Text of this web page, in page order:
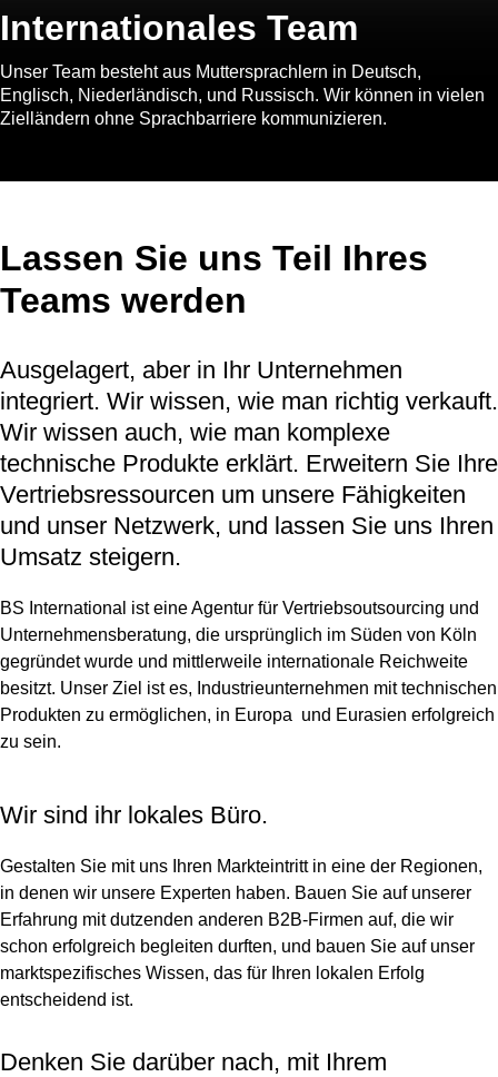
Internationales Team
Unser Team besteht aus Muttersprachlern in Deutsch,
Englisch, Niederländisch, und Russisch. Wir können in vielen
Zielländern ohne Sprachbarriere kommunizieren.
Lassen Sie uns Teil Ihres
Teams werden
Ausgelagert, aber in Ihr Unternehmen
integriert. Wir wissen, wie man richtig verkauft.
Wir wissen auch, wie man komplexe
technische Produkte erklärt. Erweitern Sie Ihre
Vertriebsressourcen um unsere Fähigkeiten
und unser Netzwerk, und lassen Sie uns Ihren
Umsatz steigern.
BS International ist eine Agentur für Vertriebsoutsourcing und
Unternehmensberatung, die ursprünglich im Süden von Köln
gegründet wurde und mittlerweile internationale Reichweite
besitzt. Unser Ziel ist es, Industrieunternehmen mit technischen
Produkten zu ermöglichen, in Europa und Eurasien erfolgreich
zu sein.
Wir sind ihr lokales Büro.
Gestalten Sie mit uns Ihren Markteintritt in eine der Regionen,
in denen wir unsere Experten haben. Bauen Sie auf unserer
Erfahrung mit dutzenden anderen B2B-Firmen auf, die wir
schon erfolgreich begleiten durften, und bauen Sie auf unser
marktspezifisches Wissen, das für Ihren lokalen Erfolg
entscheidend ist.
Denken Sie darüber nach, mit Ihrem